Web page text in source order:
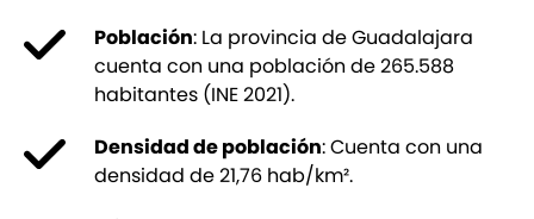
Población: La provincia de Guadalajara
cuenta con una población de 265.588
habitantes (INE 2021).
Densidad de población: Cuenta con una
densidad de 21,76 hab/km².